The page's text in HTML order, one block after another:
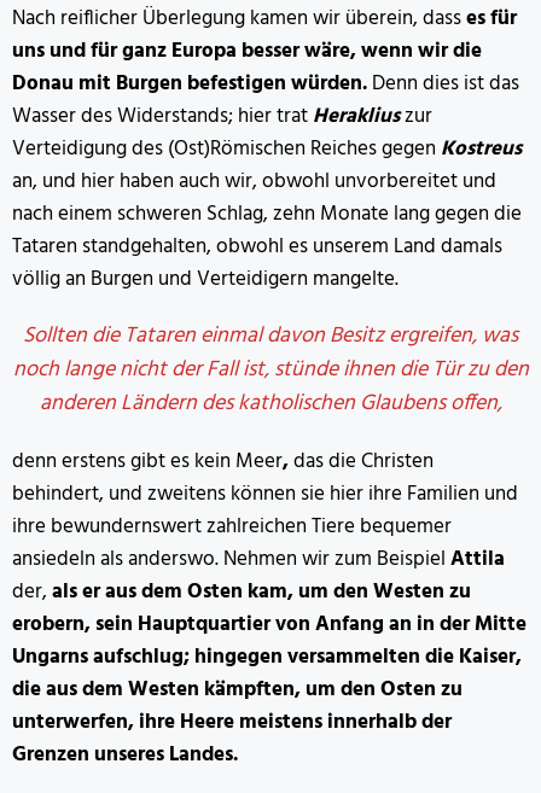
Nach reiflicher Überlegung kamen wir überein, dasses für
uns und für ganz Europa besser wäre, wenn wir die
Donau mit Burgen befestigen würden.Denn dies ist das
Wasser des Widerstands; hier tratHerakliuszur
Verteidigung des (Ost)Römischen Reiches gegen Kostreus
an, und hier haben auch wir, obwohl unvorbereitet und
nach einem schweren Schlag, zehn Monate lang gegen die
Tataren standgehalten, obwohl es unserem Land damals
völlig an Burgen und Verteidigern mangelte.
Sollten die Tataren einmal davon Besitz ergreifen, was
noch lange nicht der Fall ist, stünde ihnen die Tür zu den
anderen Ländern des katholischen Glaubens offen,
denn erstens gibt es kein Meer,das die Christen
behindert, und zweitens können sie hier ihre Familien und
ihre bewundernswert zahlreichen Tiere bequemer
ansiedeln als anderswo. Nehmen wir zum BeispielAttila
der,als er aus dem Osten kam, um den Westen zu
erobern, sein Hauptquartier von Anfang an in der Mitte
Ungarns aufschlug; hingegen versammelten die Kaiser,
die aus dem Westen kämpften, um den Osten zu
unterwerfen, ihre Heere meistens innerhalb der
Grenzen unseres Landes.